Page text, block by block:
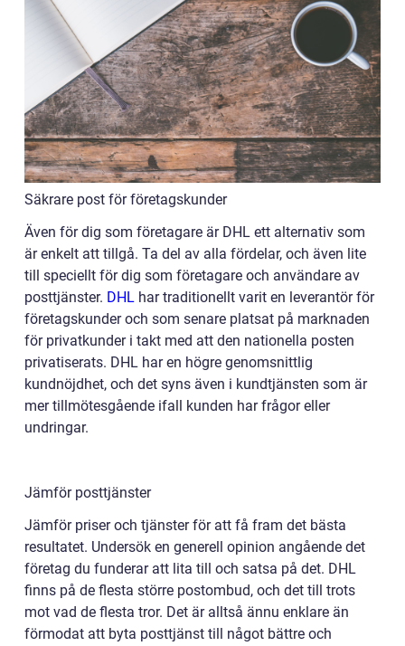
Säkrare post för företagskunder
Även för dig som företagare är DHL ett alternativ som
är enkelt att tillgå. Ta del av alla fördelar, och även lite
till speciellt för dig som företagare och användare av
posttjänster. DHL har traditionellt varit en leverantör för
företagskunder och som senare platsat på marknaden
för privatkunder i takt med att den nationella posten
privatiserats. DHL har en högre genomsnittlig
kundnöjdhet, och det syns även i kundtjänsten som är
mer tillmötesgående ifall kunden har frågor eller
undringar.
Jämför posttjänster
Jämför priser och tjänster för att få fram det bästa
resultatet. Undersök en generell opinion angående det
företag du funderar att lita till och satsa på det. DHL
finns på de flesta större postombud, och det till trots
mot vad de flesta tror. Det är alltså ännu enklare än
förmodat att byta posttjänst till något bättre och